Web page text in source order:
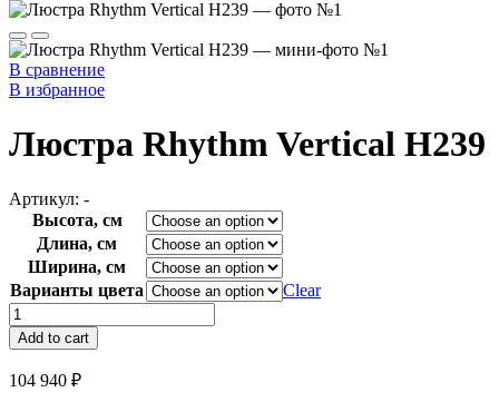
В сравнение
В избранное
Люстра Rhythm Vertical H239
Артикул: -
Высота, см
Длина, см
Ширина, см
Варианты цвета
Clear
Люстра
Rhythm
Vertical
H239
quantity
Add to cart
104 940 ₽